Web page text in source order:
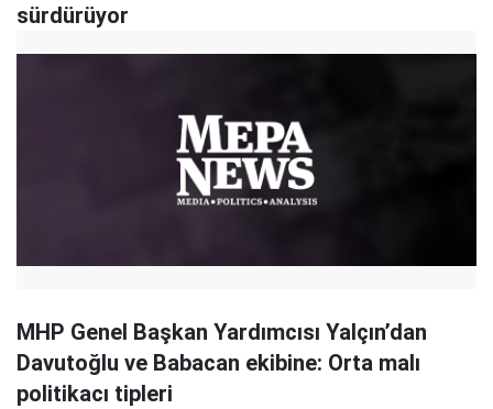
sürdürüyor
MHP Genel Başkan Yardımcısı Yalçın’dan
Davutoğlu ve Babacan ekibine: Orta malı
politikacı tipleri